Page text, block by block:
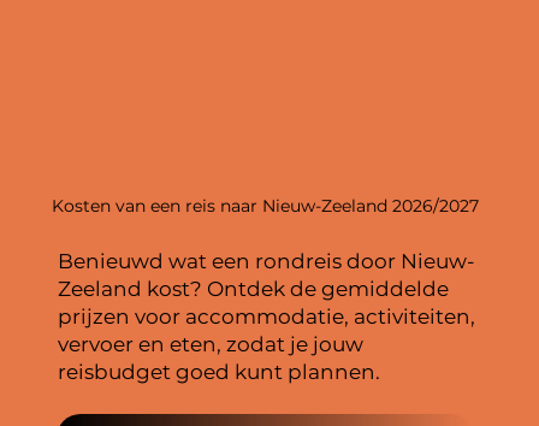
Kosten van een reis naar Nieuw-Zeeland 2026/2027
Benieuwd wat een rondreis door Nieuw-
Zeeland kost? Ontdek de gemiddelde
prijzen voor accommodatie, activiteiten,
vervoer en eten, zodat je jouw
reisbudget goed kunt plannen.